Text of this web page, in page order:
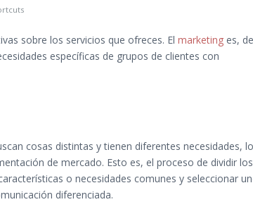
sobre los servicios que ofreces. El marketing es, de
específicas de grupos de clientes con
cosas distintas y tienen diferentes necesidades,
de mercado. Esto es, el proceso de dividir los
o necesidades comunes y seleccionar
diferenciada.